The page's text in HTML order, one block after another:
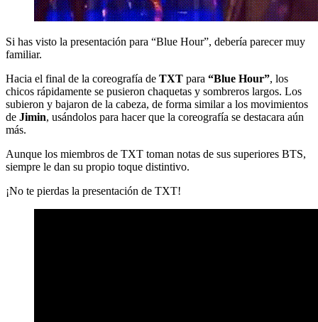
Si has visto la presentación para “Blue Hour”, debería parecer muy
familiar.
Hacia el final de la coreografía de TXT para “Blue Hour”, los
chicos rápidamente se pusieron chaquetas y sombreros largos. Los
subieron y bajaron de la cabeza, de forma similar a los movimientos
de Jimin, usándolos para hacer que la coreografía se destacara aún
más.
Aunque los miembros de TXT toman notas de sus superiores BTS,
siempre le dan su propio toque distintivo.
¡No te pierdas la presentación de TXT!